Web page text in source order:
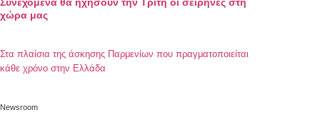
Συνεχόμενα θα ηχήσουν την Τρίτη οι σειρήνες στη
χώρα μας
Στα πλαίσια της άσκησης Παρμενίων που πραγματοποιείται
κάθε χρόνο στην Ελλάδα
Newsroom